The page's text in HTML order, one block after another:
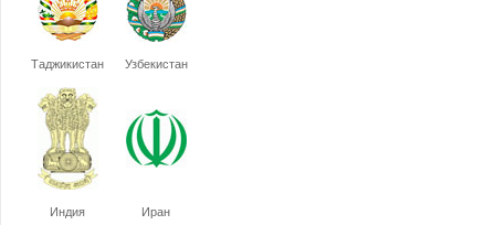
Таджикистан Узбекистан
Индия Иран